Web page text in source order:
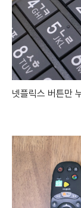
넷플릭스 버튼만